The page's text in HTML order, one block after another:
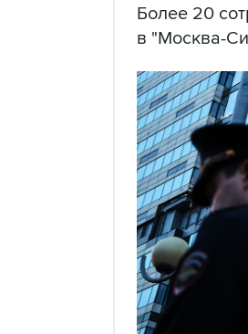
Более 20
в "Москва-